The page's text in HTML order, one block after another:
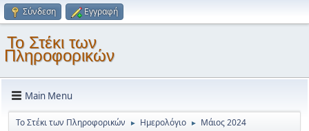
Σύνδεση Εγγραφή
Το Στέκι των
Πληροφορικών
Main Menu
Το Στέκι των Πληροφορικών ► Ημερολόγιο ► Μάιος 2024